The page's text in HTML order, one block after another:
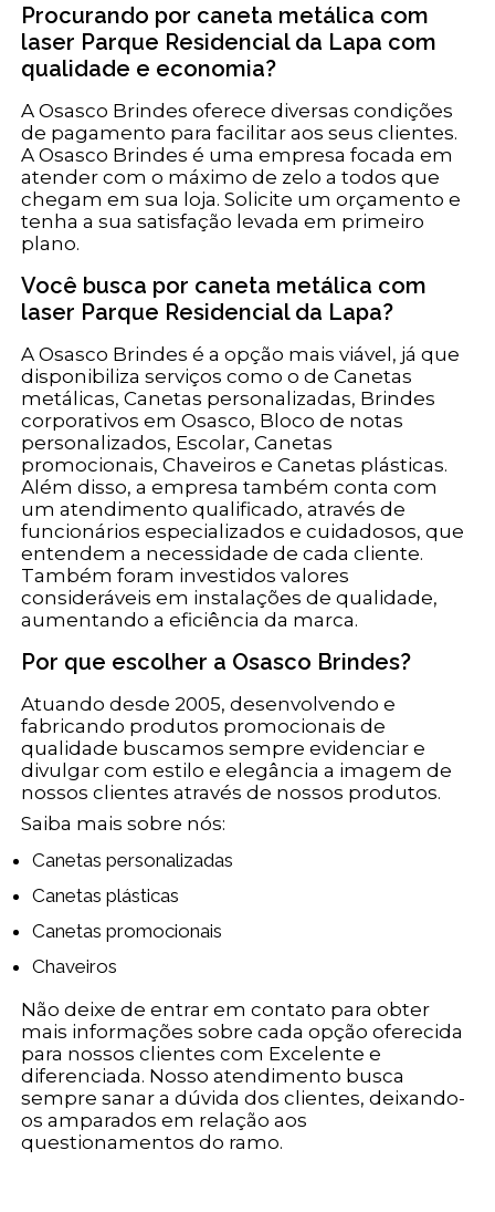
Procurando por caneta metálica com
laser Parque Residencial da Lapa com
qualidade e economia?
A Osasco Brindes oferece diversas condições
de pagamento para facilitar aos seus clientes.
A Osasco Brindes é uma empresa focada em
atender com o máximo de zelo a todos que
chegam em sua loja. Solicite um orçamento e
tenha a sua satisfação levada em primeiro
plano.
Você busca por caneta metálica com
laser Parque Residencial da Lapa?
A Osasco Brindes é a opção mais viável, já que
disponibiliza serviços como o de Canetas
metálicas, Canetas personalizadas, Brindes
corporativos em Osasco, Bloco de notas
personalizados, Escolar, Canetas
promocionais, Chaveiros e Canetas plásticas.
Além disso, a empresa também conta com
um atendimento qualificado, através de
funcionários especializados e cuidadosos, que
entendem a necessidade de cada cliente.
Também foram investidos valores
consideráveis em instalações de qualidade,
aumentando a eficiência da marca.
Por que escolher a Osasco Brindes?
Atuando desde 2005, desenvolvendo e
fabricando produtos promocionais de
qualidade buscamos sempre evidenciar e
divulgar com estilo e elegância a imagem de
nossos clientes através de nossos produtos.
Saiba mais sobre nós:
Canetas personalizadas
Canetas plásticas
Canetas promocionais
Chaveiros
Não deixe de entrar em contato para obter
mais informações sobre cada opção oferecida
para nossos clientes com Excelente e
diferenciada. Nosso atendimento busca
sempre sanar a dúvida dos clientes, deixando-
os amparados em relação aos
questionamentos do ramo.